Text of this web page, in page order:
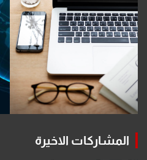
المشاركات الاخيرة